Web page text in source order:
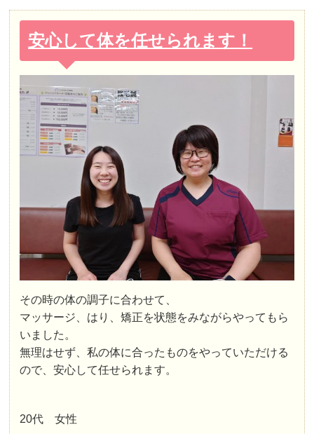
安心して体を任せられます！
その時の体の調子に合わせて、
マッサージ、はり、矯正を状態をみながらやってもら
いました。
無理はせず、私の体に合ったものをやっていただける
ので、安心して任せられます。
20代 女性